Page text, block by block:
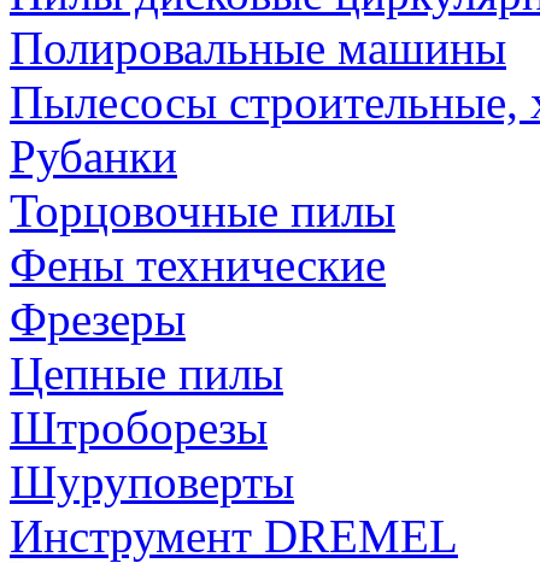
Полировальные машины
Пылесосы строительные,
Рубанки
Торцовочные пилы
Фены технические
Фрезеры
Цепные пилы
Штроборезы
Шуруповерты
Инструмент DREMEL